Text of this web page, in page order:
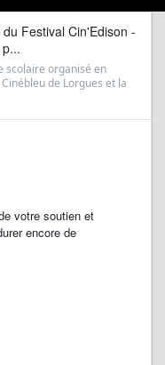
Festival Cin'Edison -
scolaire organisé en
de Lorgues et la
votre soutien et
encore de